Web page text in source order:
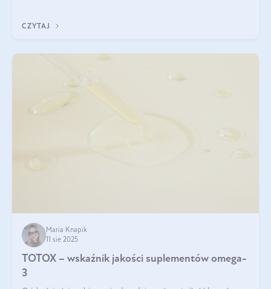
CZYTAJ
Maria Knapik
11 sie 2025
TOTOX – wskaźnik jakości suplementów omega-
3